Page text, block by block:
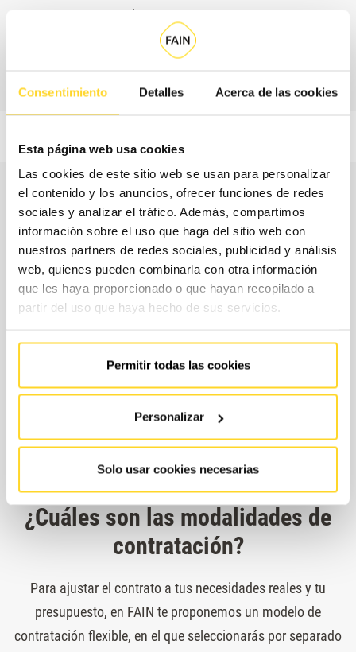
Consentimiento Detalles Acerca de las cookies
Esta página web usa cookies
Las cookies de este sitio web se usan para personalizar
el contenido y los anuncios, ofrecer funciones de redes
sociales y analizar el tráfico. Además, compartimos
información sobre el uso que haga del sitio web con
nuestros partners de redes sociales, publicidad y análisis
web, quienes pueden combinarla con otra información
que les haya proporcionado o que hayan recopilado a
partir del uso que haya hecho de sus servicios.
Permitir todas las cookies
Personalizar
Solo usar cookies necesarias
Viernes 9:00–14:00
Servicio técnico 24 horas
¿Cuáles son las modalidades de
contratación?
Para ajustar el contrato a tus necesidades reales y tu
presupuesto, en FAIN te proponemos un modelo de
contratación flexible, en el que seleccionarás por separado